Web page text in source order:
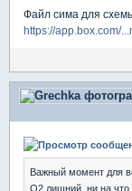
Файл сима для
https://app.box.com/
Важный момент для
Q2 лишний, ни на что